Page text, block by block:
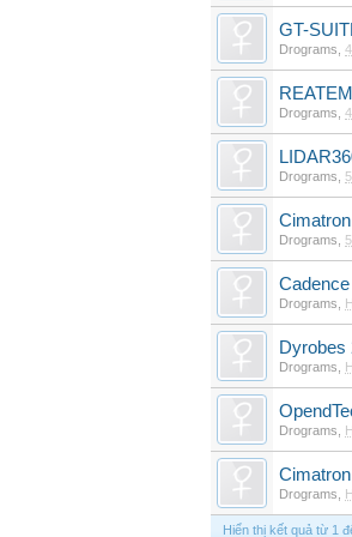
GT-
Drograms
REATEM
Drograms
Drograms
Drograms
Drograms
Dyrobes
Drograms
Drograms
Drograms
Hiển thị kết quả từ 1